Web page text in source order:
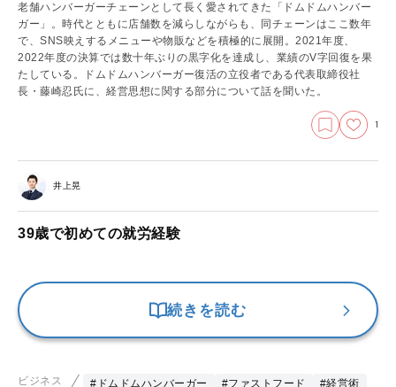
老舗ハンバーガーチェーンとして長く愛されてきた「ドムドムハンバー
ガー」。時代とともに店舗数を減らしながらも、同チェーンはここ数年
で、SNS映えするメニューや物販などを積極的に展開。2021年度、
2022年度の決算では数十年ぶりの黒字化を達成し、業績のV字回復を果
たしている。ドムドムハンバーガー復活の立役者である代表取締役社
長・藤崎忍氏に、経営思想に関する部分について話を聞いた。
1
井上晃
39歳で初めての就労経験
続きを読む
ビジネス #ドムドムハンバーガー #ファストフード
#経営術